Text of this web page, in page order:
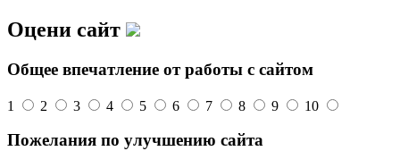
Оцени сайт
Общее впечатление от работы с сайтом
1 2 3 4 5 6 7 8 9 10
Пожелания по улучшению сайта